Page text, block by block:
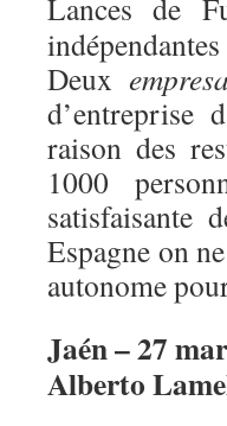
Lances de
Deux
d’entreprise
raison des
1000
satisfaisante
Espagne on
autonome
Jaén – 27
Alberto